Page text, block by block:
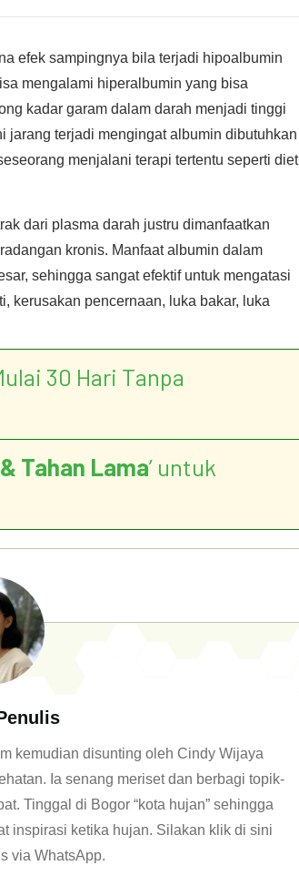
efek sampingnya bila terjadi hipoalbumin
mengalami hiperalbumin yang bisa
kadar garam dalam darah menjadi tinggi
jarang terjadi mengingat albumin dibutuhkan
menjalani terapi tertentu seperti diet
dari plasma darah justru dimanfaatkan
kronis. Manfaat albumin dalam
sehingga sangat efektif untuk mengatasi
kerusakan pencernaan, luka bakar, luka
30 Hari Tanpa
Tahan Lama’ untuk
kemudian disunting oleh Cindy Wijaya
Ia senang meriset dan berbagi topik-
Tinggal di Bogor “kota hujan” sehingga
inspirasi ketika hujan. Silakan klik di sini
via WhatsApp.